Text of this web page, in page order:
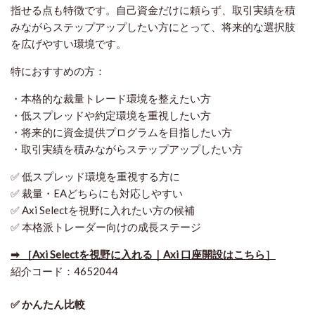
指せる点も特徴です。自己資金だけに頼らず、取引実績を積
みながらステップアップしたい方にとって、将来的な選択肢
を広げやすい環境です。
特におすすめの方：
・本格的な裁量トレード環境を整えたい方
・低スプレッドや約定環境を重視したい方
・将来的に資金提供プログラムを目指したい方
・取引実績を積みながらステップアップしたい方
✅ 低スプレッド環境を重視する方に
✅ 裁量・EAどちらにも対応しやすい
✅ Axi Selectを視野に入れたい方の候補
✅ 本格派トレーダー向けの成長ステージ
➡ ［Axi Selectを視野に入れる｜Axi 口座開設はこちら］
紹介コード：4652044
✅ かんたん比較